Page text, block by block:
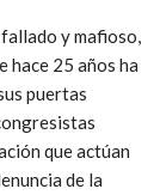
y mafioso,
hace 25 años ha
puertas
que actúan
de la